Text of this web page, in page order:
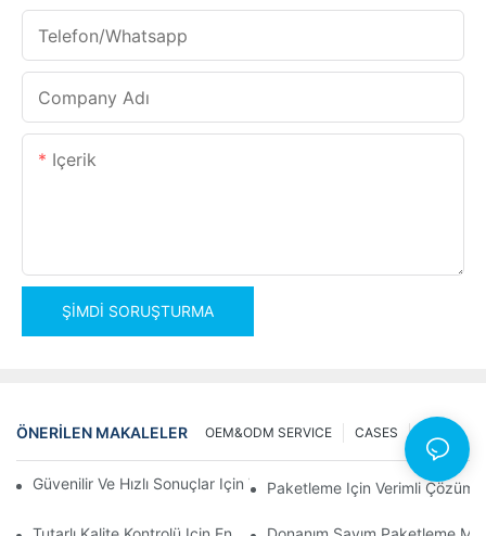
Telefon/whatsapp
Company Adı
Içerik
ŞIMDI SORUŞTURMA
ÖNERILEN MAKALELER CASES
OEM&ODM SERVICE
Güvenilir Ve Hızlı Sonuçlar Için Vida Sayım Paketleme Makineleri
Paketleme Için Verimli